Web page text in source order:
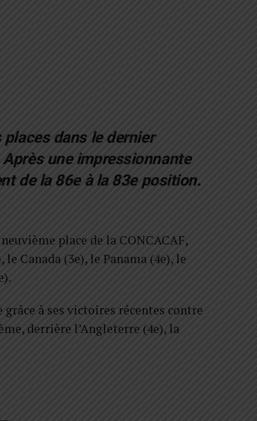
dans le dernier
une impressionnante
de la 86e à la 83e position.
place de la CONCACAF,
Canada (3e), le Panama (4e), le
à ses victoires récentes contre
derrière l’Angleterre (4e), la